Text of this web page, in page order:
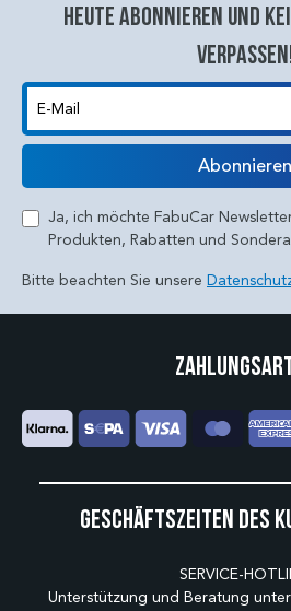
Heute abonnieren und
E-Mail
Abonnieren
Ja, ich möchte FabuCar
Produkten, Rabatten und
Bitte beachten Sie unsere
Geschäftszeiten des
SERVICE-
Unterstützung und Beratung